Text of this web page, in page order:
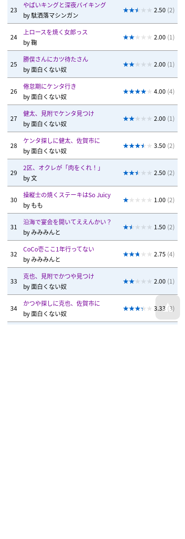
23
やばいキングと深夜バイキング
by駄洒落マシンガン
2.50 (2)
24
上ロースを焼く女郎っス
by鞠
2.00 (1)
25
勝俣さんにカツ待たさん
by面白くない奴
2.00 (1)
26
倦怠期にケンタ行き
by面白くない奴
4.00 (4)
27
健太、見附でケンタ見つけ
by面白くない奴
2.00 (1)
28
ケンタ探しに健太、佐賀市に
by面白くない奴
3.50 (2)
29
2区、オクレが「肉をくれ！」
by文
2.50 (2)
30
操縦士の焼くステーキはSo Juicy
by もも
1.00 (2)
31
沿海で宴会を開いてええんかい？
by みみみんと
1.50 (2)
32
CoCo壱ここ1年行ってない
by みみみんと
2.75 (4)
33
克也、見附でかつや見つけ
by面白くない奴
2.00 (1)
34
かつや探しに克也、佐賀市に
by面白くない奴
3.33(3)